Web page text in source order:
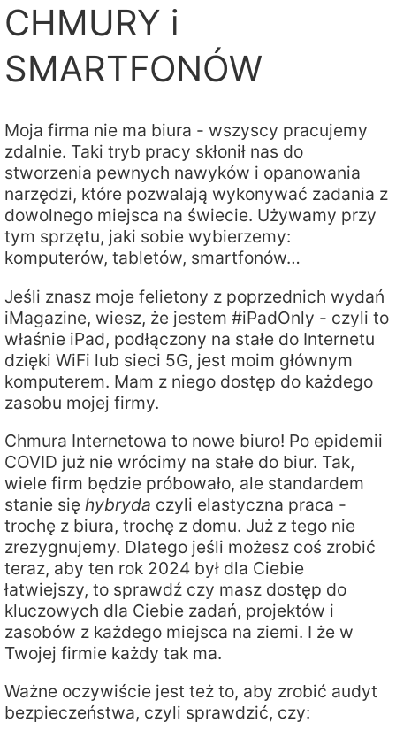
CHMURY i
SMARTFONÓW
Moja firma nie ma biura - wszyscy pracujemy
zdalnie. Taki tryb pracy skłonił nas do
stworzenia pewnych nawyków i opanowania
narzędzi, które pozwalają wykonywać zadania z
dowolnego miejsca na świecie. Używamy przy
tym sprzętu, jaki sobie wybierzemy:
komputerów, tabletów, smartfonów…
Jeśli znasz moje felietony z poprzednich wydań
iMagazine, wiesz, że jestem #iPadOnly - czyli to
właśnie iPad, podłączony na stałe do Internetu
dzięki WiFi lub sieci 5G, jest moim głównym
komputerem. Mam z niego dostęp do każdego
zasobu mojej firmy.
Chmura Internetowa to nowe biuro! Po epidemii
COVID już nie wrócimy na stałe do biur. Tak,
wiele firm będzie próbowało, ale standardem
stanie się hybryda czyli elastyczna praca -
trochę z biura, trochę z domu. Już z tego nie
zrezygnujemy. Dlatego jeśli możesz coś zrobić
teraz, aby ten rok 2024 był dla Ciebie
łatwiejszy, to sprawdź czy masz dostęp do
kluczowych dla Ciebie zadań, projektów i
zasobów z każdego miejsca na ziemi. I że w
Twojej firmie każdy tak ma.
Ważne oczywiście jest też to, aby zrobić audyt
bezpieczeństwa, czyli sprawdzić, czy: